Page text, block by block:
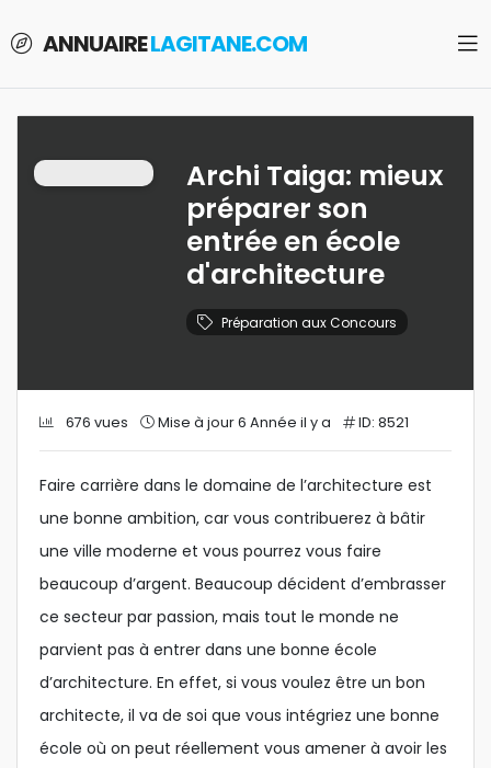
ANNUAIRELAGITANE.COM
Archi Taiga: mieux
préparer son
entrée en école
d'architecture
Préparation aux Concours
676 vues Mise à jour 6 Année il y a ID: 8521
Faire carrière dans le domaine de l’architecture est
une bonne ambition, car vous contribuerez à bâtir
une ville moderne et vous pourrez vous faire
beaucoup d’argent. Beaucoup décident d’embrasser
ce secteur par passion, mais tout le monde ne
parvient pas à entrer dans une bonne école
d’architecture. En effet, si vous voulez être un bon
architecte, il va de soi que vous intégriez une bonne
école où on peut réellement vous amener à avoir les